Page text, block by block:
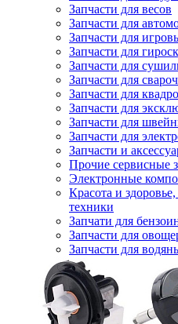
Запчасти для весов
Запчасти для
Запчасти для
Запчасти для
Запчасти для
Запчасти для
Запчасти для
Запчасти для
Запчасти для
Запчасти для
Запчасти и
Прочие сервисные
Электронные
Красота и
техники
Запчати для
Запчасти для
Запчасти для